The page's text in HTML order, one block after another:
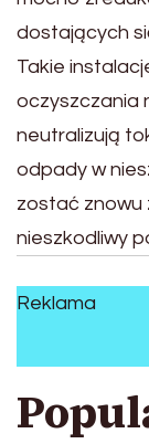
dostających
Takie
oczyszczania
neutralizują
odpady w
zostać znowu
nieszkodliwy
Reklama